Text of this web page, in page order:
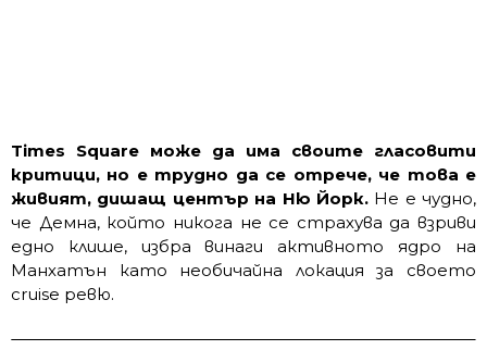
Times Square може да има своите гласовити
критици, но е трудно да се отрече, че това е
живият, дишащ център на Ню Йорк.Не е чудно,
че Демна, който никога не се страхува да взриви
едно клише, избра винаги активното ядро на
Манхатън като необичайна локация за своето
cruise ревю.